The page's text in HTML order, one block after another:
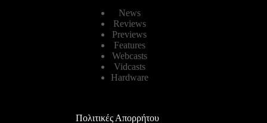
News
Reviews
Previews
Features
Webcasts
Vidcasts
Hardware
Πολιτικές Απορρήτου